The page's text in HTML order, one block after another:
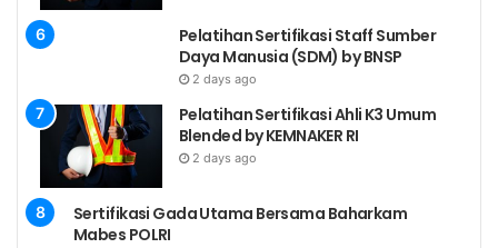
Kinerja
Memberi
untuk
Berdasarkan
Pelatihan Sertifikasi Staff Sumber
Daya Manusia (SDM) by BNSP
2 days ago
Pelatihan Sertifikasi Ahli K3 Umum
Blended by KEMNAKER RI
2 days ago
Sertifikasi Gada Utama Bersama Baharkam
Mabes POLRI